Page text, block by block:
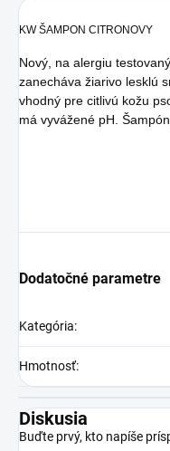
KW ŠAMPON CITRONOVY
Nový, na alergiu
zanecháva žiarivo lesklú
vhodný pre citlivú kožu
má vyvážené pH.
Dodatočné parametre
Kategória:
Hmotnosť:
Diskusia
Buďte prvý, kto napíše